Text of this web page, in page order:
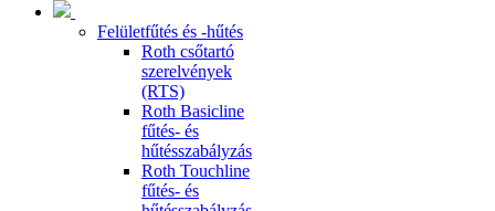
Felületfűtés és -hűtés
Roth csőtartó
szerelvények
(RTS)
Roth Basicline
fűtés- és
hűtésszabályzás
Roth Touchline
fűtés- és